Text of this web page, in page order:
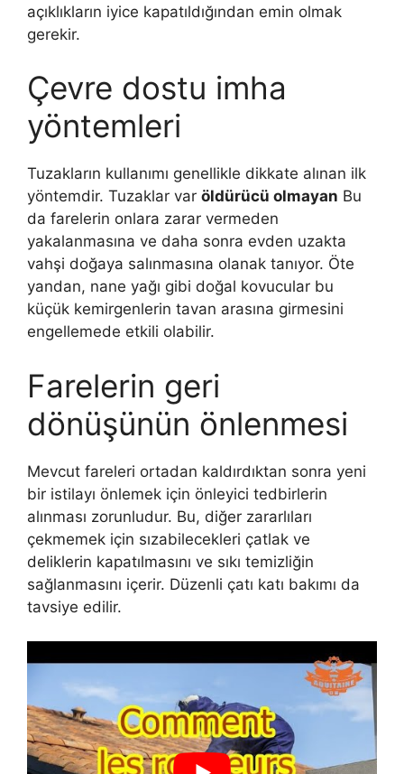
açıklıkların iyice kapatıldığından emin olmak
gerekir.
Çevre dostu imha
yöntemleri
Tuzakların kullanımı genellikle dikkate alınan ilk
yöntemdir. Tuzaklar var öldürücü olmayan Bu
da farelerin onlara zarar vermeden
yakalanmasına ve daha sonra evden uzakta
vahşi doğaya salınmasına olanak tanıyor. Öte
yandan, nane yağı gibi doğal kovucular bu
küçük kemirgenlerin tavan arasına girmesini
engellemede etkili olabilir.
Farelerin geri
dönüşünün önlenmesi
Mevcut fareleri ortadan kaldırdıktan sonra yeni
bir istilayı önlemek için önleyici tedbirlerin
alınması zorunludur. Bu, diğer zararlıları
çekmemek için sızabilecekleri çatlak ve
deliklerin kapatılmasını ve sıkı temizliğin
sağlanmasını içerir. Düzenli çatı katı bakımı da
tavsiye edilir.